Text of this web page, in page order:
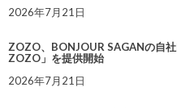
2026年7月21日
ZOZO、BONJOUR SAGANの自
ZOZO」を提供開始
2026年7月21日